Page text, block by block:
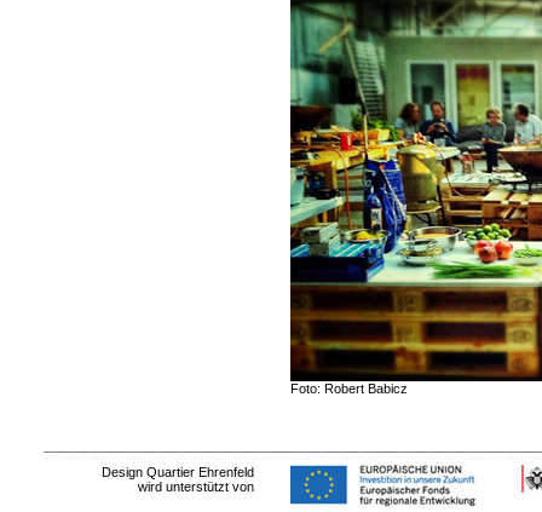
Foto: Robert Babicz
Design Quartier Ehrenfeld
wird unterstützt von